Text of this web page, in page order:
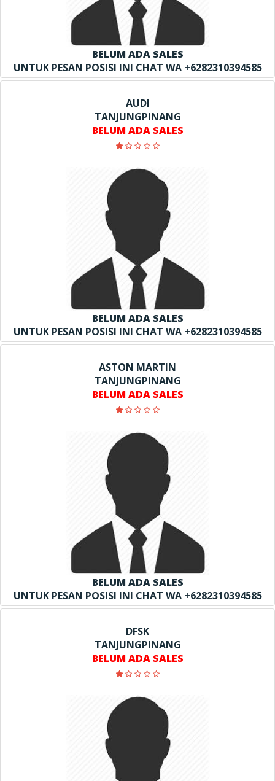
BELUM ADA SALES
UNTUK PESAN POSISI INI CHAT WA +6282310394585
AUDI
TANJUNGPINANG
BELUM ADA SALES
BELUM ADA SALES
UNTUK PESAN POSISI INI CHAT WA +6282310394585
ASTON MARTIN
TANJUNGPINANG
BELUM ADA SALES
BELUM ADA SALES
UNTUK PESAN POSISI INI CHAT WA +6282310394585
DFSK
TANJUNGPINANG
BELUM ADA SALES